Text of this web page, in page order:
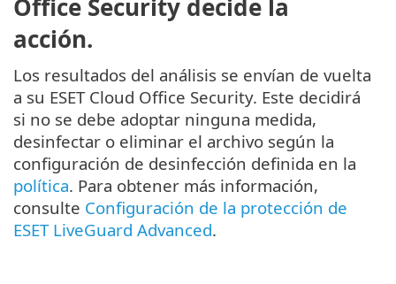
Office Security decide la
acción.
Los resultados del análisis se envían de vuelta
a su ESET Cloud Office Security. Este decidirá
si no se debe adoptar ninguna medida,
desinfectar o eliminar el archivo según la
configuración de desinfección definida en la
política. Para obtener más información,
consulte Configuración de la protección de
ESET LiveGuard Advanced.